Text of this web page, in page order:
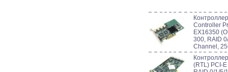
Controller
EX16350
300, RAID
Channel,
(RTL) PCI-